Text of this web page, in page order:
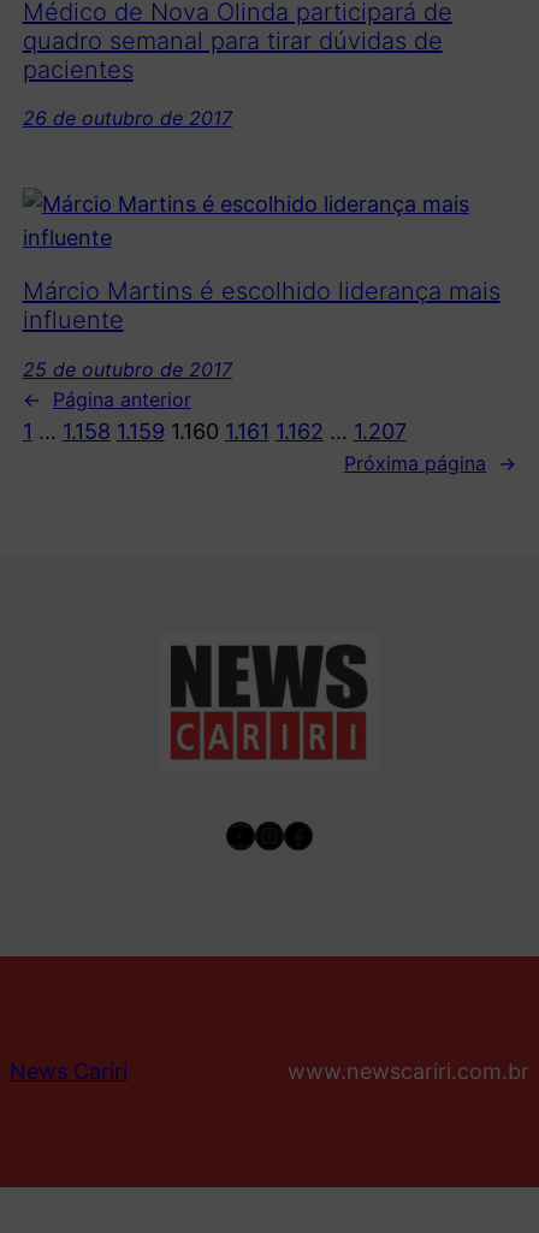
Médico de Nova Olinda participará de
quadro semanal para tirar dúvidas de
pacientes
26 de outubro de 2017
Márcio Martins é escolhido liderança mais
influente
25 de outubro de 2017
←
Página anterior
1 … 1.158 1.159 1.160 1.161 1.162 … 1.207
Próxima página →
Youtube
Instagram
Facebook
News Cariri www.newscariri.com.br